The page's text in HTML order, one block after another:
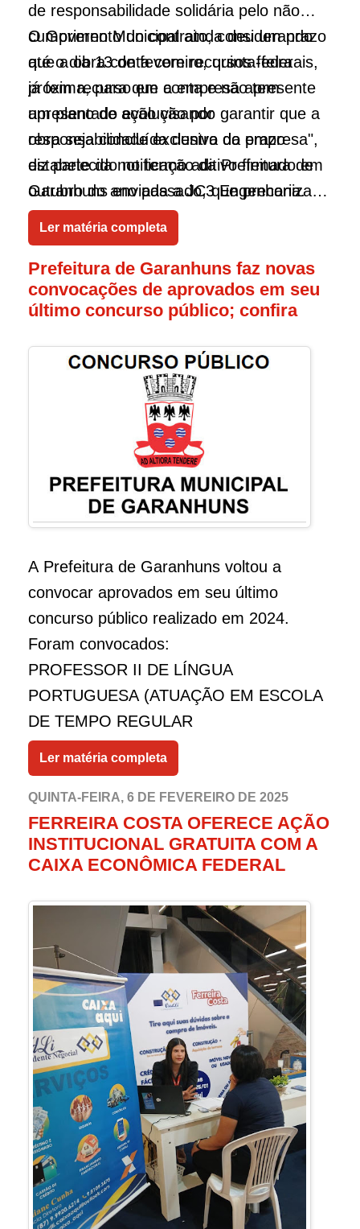
de responsabilidade solidária pelo não
cumprimento do contrato, considerando
que a obra conta com recursos federais,
já tem recurso em conta e não tem
apresentado evolução por
responsabilidade exclusiva da empresa",
diz parte da notificação da Prefeitura de
Garanhuns enviada a JC3 Engenharia.
O Governo Municipal ainda deu um prazo
até o dia 13 de fevereiro, quinta-feira
próxima, para que a empresa apresente
um plano de ação visando garantir que a
obra seja concluída dentro do prazo
estabelecido no termo aditivo firmado em
outubro do ano passado, que preconiza
que os serviços sejam concluídos até 10
de outubro de 2025.
Ler matéria completa
Prefeitura de Garanhuns faz novas
convocações de aprovados em seu
último concurso público; confira
A Prefeitura de Garanhuns voltou a
convocar aprovados em seu último
concurso público realizado em 2024.
Foram convocados:
PROFESSOR II DE LÍNGUA
PORTUGUESA (ATUAÇÃO EM ESCOLA
DE TEMPO REGULAR
Aline Paula de Souza;
PROFESSOR II DE MATEMÁTICA
(ATUAÇÃO EM ESCOLA DE TEMPO
REGULAR)
DOUGLAS RAUL POVOAS SOARES
PROFESSOR II DE EDUCAÇÃO FÍSICA
(ATUAÇÃO EM ESCOLA DE TEMPO
JALLYSSON JADER MONTEIRO DE
ARAUJO
GUARDA MUNICIPAL FEMININO.
AMANDA PATRICIA DOS SANTOS
Os aprovados devem comparecer até o
dia 18 de fevereiro na Secretaria de
Administração portando os documentos
previstos no edial
Ler matéria completa
QUINTA-FEIRA, 6 DE FEVEREIRO DE 2025
FERREIRA COSTA OFERECE AÇÃO
INSTITUCIONAL GRATUITA COM A
CAIXA ECONÔMICA FEDERAL